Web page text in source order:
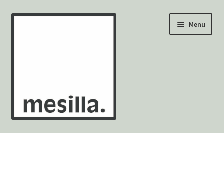
Ga
Ga
Menu
Wandtegels